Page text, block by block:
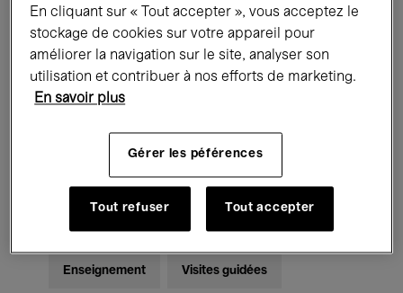
Expositions Films Performances
Rencontres & Débats Jazz
Musique électronique
Pour tous Kids’ Palace
Enseignement Visites guidées
En cliquant sur « Tout accepter », vous acceptez le
stockage de cookies sur votre appareil pour
améliorer la navigation sur le site, analyser son
utilisation et contribuer à nos efforts de marketing.
En savoir plus
Gérer les péférences
Tout refuser Tout accepter